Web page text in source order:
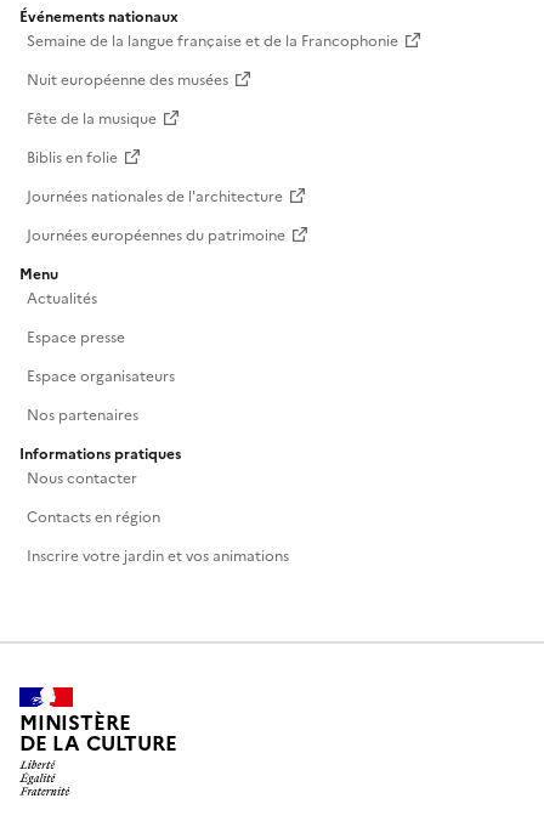
Événements nationaux
Semaine de la langue française et de la Francophonie
Nuit européenne des musées
Fête de la musique
Biblis en folie
Journées nationales de l'architecture
Journées européennes du patrimoine
Menu
Actualités
Espace presse
Espace organisateurs
Nos partenaires
Informations pratiques
Nous contacter
Contacts en région
Inscrire votre jardin et vos animations
MINISTÈRE
DE LA CULTURE